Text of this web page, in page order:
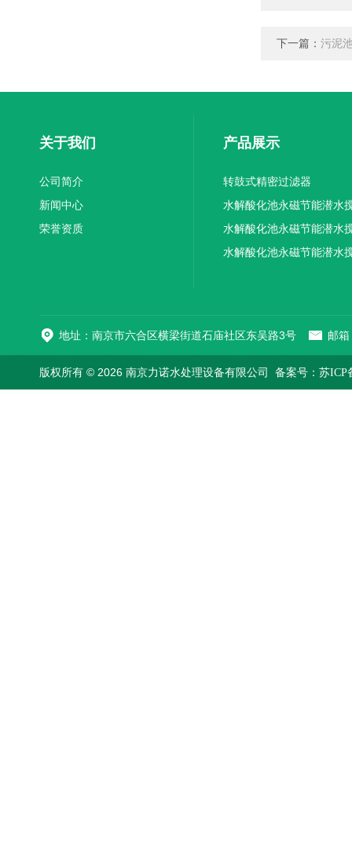
下一篇： 污泥
关于我们
公司简介
新闻中心
荣誉资质
产品展示
转鼓式精密过滤器
水解酸化池永磁节能潜水
机厂家供应
水解酸化池永磁节能潜水
机厂家直销
水解酸化池永磁节能潜水
地址：南京市六合区横梁街道石庙社区东吴路3号 邮
版权所有 © 2026 南京力诺水处理设备有限公司 备案号：苏ICP